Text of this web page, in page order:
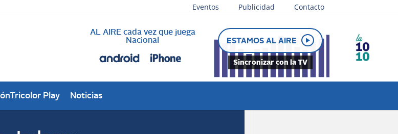
Eventos Publicidad Contacto
AL AIRE cada vez que juega
Nacional
ESTAMOS AL AIRE
Sincronizar con la TV
Play Noticias